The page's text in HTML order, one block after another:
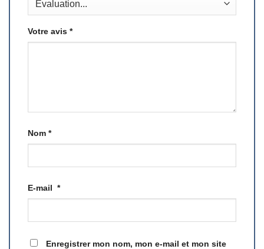
Votre avis *
Nom *
E-mail *
Enregistrer mon nom, mon e-mail et mon site